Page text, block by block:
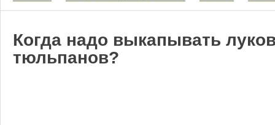
Когда надо выкапывать
тюльпанов?